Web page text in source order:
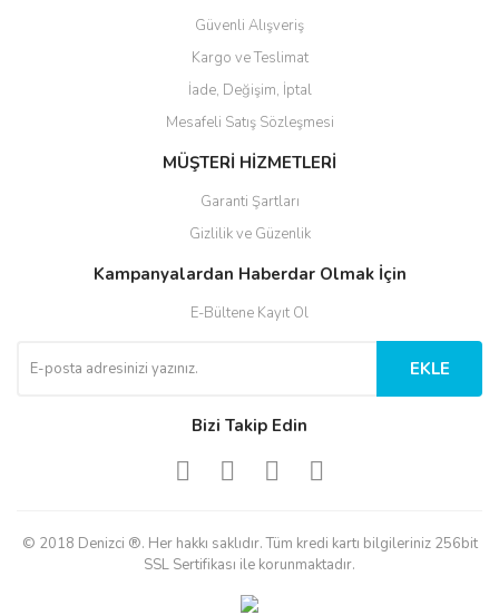
Güvenli Alışveriş
Kargo ve Teslimat
İade, Değişim, İptal
Mesafeli Satış Sözleşmesi
MÜŞTERİ HİZMETLERİ
Garanti Şartları
Gizlilik ve Güzenlik
Kampanyalardan Haberdar Olmak İçin
E-Bültene Kayıt Ol
EKLE
Bizi Takip Edin
© 2018 Denizci ®. Her hakkı saklıdır. Tüm kredi kartı bilgileriniz 256bit
SSL Sertifikası ile korunmaktadır.